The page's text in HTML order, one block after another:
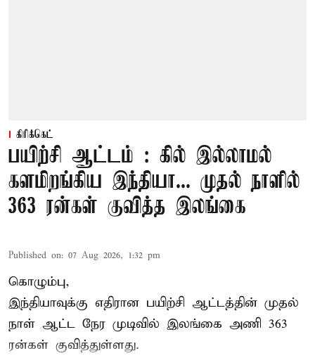
கிரிக்கெட்
பயிற்சி ஆட்டம் : கில் இல்லாமல்
களமிறங்கிய இந்தியா... முதல் நாளில்
363 ரன்கள் குவித்த இலங்கை
Published on: 07 Aug 2026, 1:32 pm
கொழும்பு,
இந்தியாவுக்கு எதிரான பயிற்சி ஆட்டத்தின் முதல்
நாள் ஆட்ட நேர முடிவில் இலங்கை அணி 363
ரன்கள் குவித்துள்ளது.